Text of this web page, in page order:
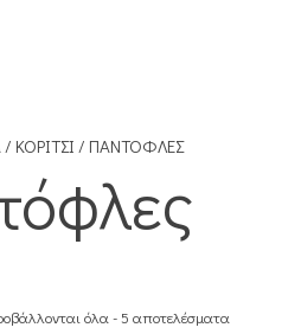
/ ΚΟΡΊΤΣΙ / ΠΑΝΤΌΦΛΕΣ
όλα - 5 αποτελέσματα